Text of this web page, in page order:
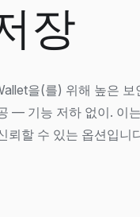
장
을(를) 위해 높은 보
— 기능 저하 없이. 이
뢰할 수 있는 옵션입니